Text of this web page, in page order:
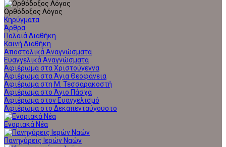
Ορθόδοξος Λόγος
Κηρύγματα
Άρθρα
Παλαιά Διαθήκη
Καινή Διαθήκη
Αποστολικά Αναγνώσματα
Ευαγγελικά Αναγνώσματα
Αφιέρωμα στα Χριστούγεννα
Αφιέρωμα στα Άγια Θεοφάνεια
Αφιέρωμα στη Μ. Τεσσαρακοστή
Αφιέρωμα στο Άγιο Πάσχα
Αφιέρωμα στον Ευαγγελισμό
Αφιέρωμα στο Δεκαπενταύγουστο
Ενοριακά Νέα
Πανηγύρεις Ιερών Ναών